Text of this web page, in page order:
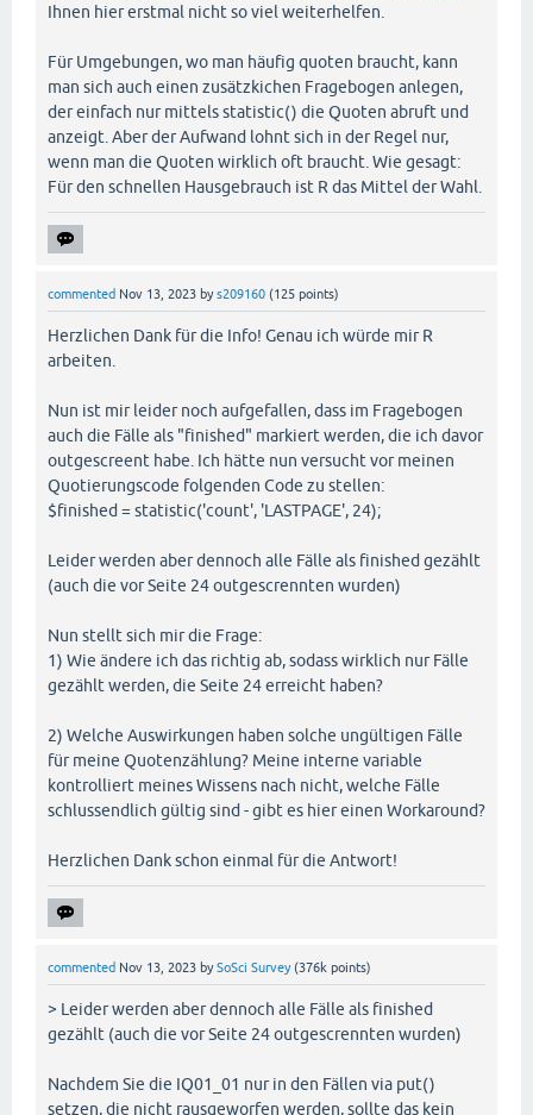
Ihnen hier erstmal nicht so viel weiterhelfen.
Für Umgebungen, wo man häufig quoten braucht, kann
man sich auch einen zusätzkichen Fragebogen anlegen,
der einfach nur mittels statistic() die Quoten abruft und
anzeigt. Aber der Aufwand lohnt sich in der Regel nur,
wenn man die Quoten wirklich oft braucht. Wie gesagt:
Für den schnellen Hausgebrauch ist R das Mittel der Wahl.
commented Nov 13, 2023 bys209160 (125 points)
Herzlichen Dank für die Info! Genau ich würde mir R
arbeiten.
Nun ist mir leider noch aufgefallen, dass im Fragebogen
auch die Fälle als "finished" markiert werden, die ich davor
outgescreent habe. Ich hätte nun versucht vor meinen
Quotierungscode folgenden Code zu stellen:
$finished = statistic('count', 'LASTPAGE', 24);
Leider werden aber dennoch alle Fälle als finished gezählt
(auch die vor Seite 24 outgescrennten wurden)
Nun stellt sich mir die Frage:
1) Wie ändere ich das richtig ab, sodass wirklich nur Fälle
gezählt werden, die Seite 24 erreicht haben?
2) Welche Auswirkungen haben solche ungültigen Fälle
für meine Quotenzählung? Meine interne variable
kontrolliert meines Wissens nach nicht, welche Fälle
schlussendlich gültig sind - gibt es hier einen Workaround?
Herzlichen Dank schon einmal für die Antwort!
commented Nov 13, 2023 bySoSci Survey (376k points)
> Leider werden aber dennoch alle Fälle als finished
gezählt (auch die vor Seite 24 outgescrennten wurden)
Nachdem Sie die IQ01_01 nur in den Fällen via put()
setzen, die nicht rausgeworfen werden, sollte das kein